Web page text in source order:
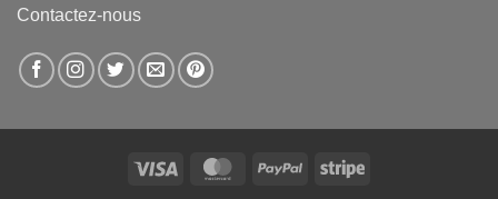
Contactez-nous
Visa MasterCardPayPal Stripe